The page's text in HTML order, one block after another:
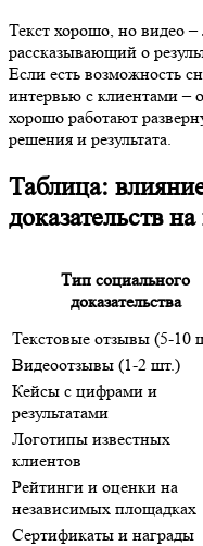
Текст хорошо, но видео
рассказывающий о
Если есть возможность
интервью с клиентами –
хорошо работают
решения и результата.
Таблица:
доказательств
Тип социального
доказательства
Текстовые отзывы (5-10
Видеоотзывы (1-2 шт.)
Кейсы с цифрами и
результатами
Логотипы известных
клиентов
Рейтинги и оценки на
независимых площадках
Сертификаты и награды